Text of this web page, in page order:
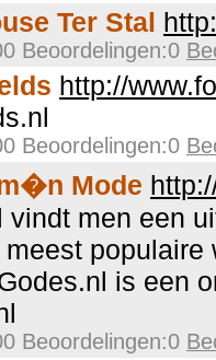
Ter Stal
Beoordelingen:0
http://
Beoordelingen:0
Mode
vindt men een
populaire
is een
Beoordelingen:0